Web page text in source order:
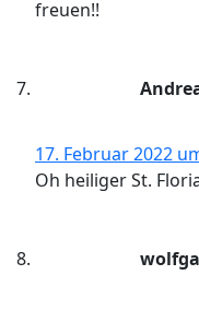
freuen!!
17. Februar 2022
Oh heiliger St.